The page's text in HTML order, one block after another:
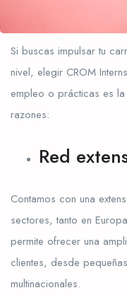
Si buscas impulsar tu
nivel, elegir CROM
empleo o prácticas es
razones:
Red
Contamos con una
sectores, tanto en
permite ofrecer una
clientes, desde
multinacionales.